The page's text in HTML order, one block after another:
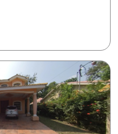
Quinta El Dorado